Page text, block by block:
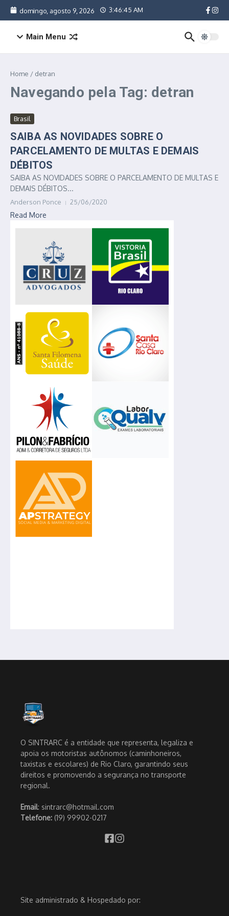
Ir para o conteúdo
domingo, agosto 9, 2026 3:46:45 AM
Main Menu
Home / detran
Navegando pela Tag: detran
Brasil
SAIBA AS NOVIDADES SOBRE O
PARCELAMENTO DE MULTAS E DEMAIS
DÉBITOS
SAIBA AS NOVIDADES SOBRE O PARCELAMENTO DE MULTAS E
DEMAIS DÉBITOS...
Anderson Ponce 25/06/2020
Read More
O SINTRARC é a entidade que representa, legaliza e
apoia os motoristas autônomos (caminhoneiros,
taxistas e escolares) de Rio Claro, garantindo seus
direitos e promovendo a segurança no transporte
regional.
Email: sintrarc@hotmail.com
Telefone: (19) 99902-0217
Site administrado & Hospedado por: